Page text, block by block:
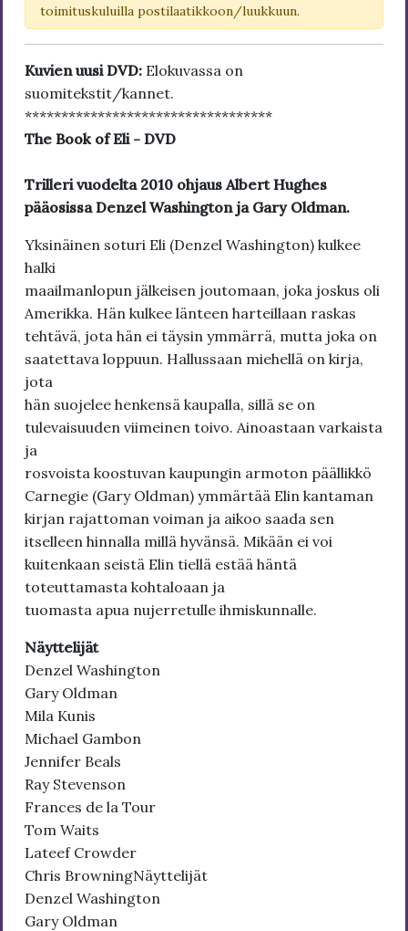
toimituskuluilla postilaatikkoon/luukkuun.
Kuvien uusi DVD: Elokuvassa on
suomitekstit/kannet.
**********************************
The Book of Eli - DVD
Trilleri vuodelta 2010 ohjaus Albert Hughes
pääosissa Denzel Washington ja Gary Oldman.
Yksinäinen soturi Eli (Denzel Washington) kulkee
halki
maailmanlopun jälkeisen joutomaan, joka joskus oli
Amerikka. Hän kulkee länteen harteillaan raskas
tehtävä, jota hän ei täysin ymmärrä, mutta joka on
saatettava loppuun. Hallussaan miehellä on kirja,
jota
hän suojelee henkensä kaupalla, sillä se on
tulevaisuuden viimeinen toivo. Ainoastaan varkaista
ja
rosvoista koostuvan kaupungin armoton päällikkö
Carnegie (Gary Oldman) ymmärtää Elin kantaman
kirjan rajattoman voiman ja aikoo saada sen
itselleen hinnalla millä hyvänsä. Mikään ei voi
kuitenkaan seistä Elin tiellä estää häntä
toteuttamasta kohtaloaan ja
tuomasta apua nujerretulle ihmiskunnalle.
Näyttelijät
Denzel Washington
Gary Oldman
Mila Kunis
Michael Gambon
Jennifer Beals
Ray Stevenson
Frances de la Tour
Tom Waits
Lateef Crowder
Chris BrowningNäyttelijät
Denzel Washington
Gary Oldman